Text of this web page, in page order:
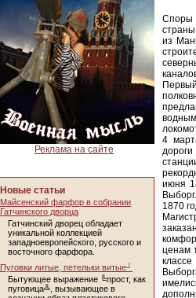
Реклама на сайте
Новые статьи
Майсенский фарфор в собрании
Гатчинского дворца
Гатчинский дворец обладает
уникальной коллекцией
западноевропейского, русского и
восточного фарфора.
Пуговки литые, петельки витые┘
Бытующее выражение ╚прост, как
пуговица╩, вызывающее в
Споры
из
4
июня
1870
ценам